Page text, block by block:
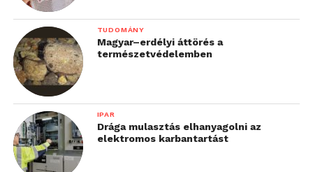
TUDOMÁNY
Magyar–erdélyi áttörés a
természetvédelemben
IPAR
Drága mulasztás elhanyagolni az
elektromos karbantartást